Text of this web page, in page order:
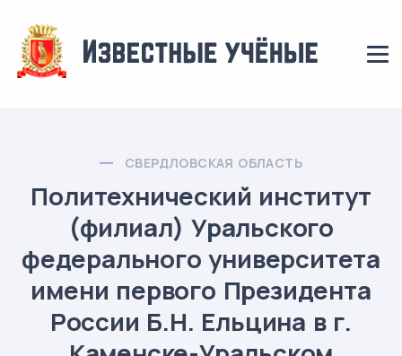
СВЕРДЛОВСКАЯ ОБЛАСТЬ
Политехнический институт
(филиал) Уральского
федерального университета
имени первого Президента
России Б.Н. Ельцина в г.